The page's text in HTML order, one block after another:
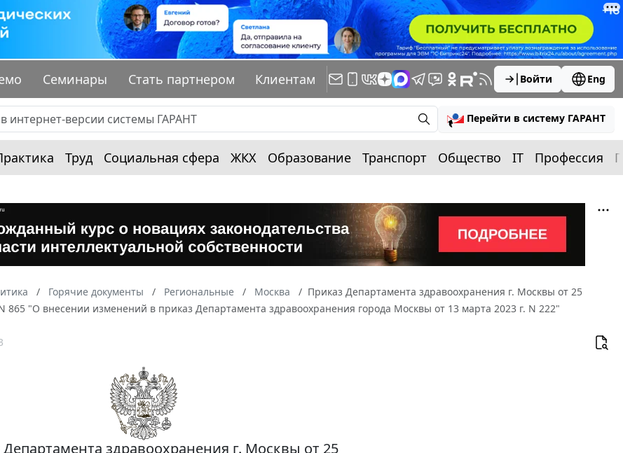
Семинары Стать партнером Клиентам Войти Eng
Перейти в систему ГАРАНТ
Труд Социальная сфера ЖКХ Образование Транспорт Общество IT Профессия
Горячие документы Региональные Москва
Приказ Департамента здравоохранения г. Москвы от 25
N 865 "О внесении изменений в приказ Департамента здравоохранения города Москвы от 13 марта 2023 г. N 222"
здравоохранения г. Москвы от 25